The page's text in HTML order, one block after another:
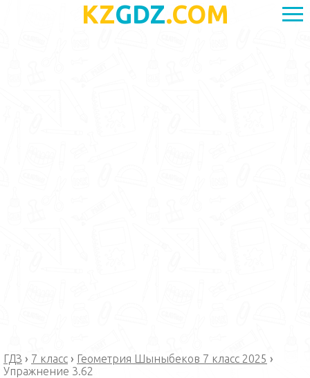
KZGDZ.COM
ГДЗ › 7 класс › Геометрия Шыныбеков 7 класс 2025 ›
Упражнение 3.62